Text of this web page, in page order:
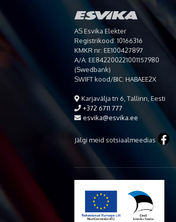
AS Esvika Elekter
Registrikood: 10166316
KMKR nr: EE100427897
A/A: EE842200221001157980
(Swedbank)
SWIFT kood/BIC: HABAEE2X
Karjavälja tn 6, Tallinn, Eesti
+372 6711 777
esvika@esvika.ee
Jälgi meid sotsiaalmeedias